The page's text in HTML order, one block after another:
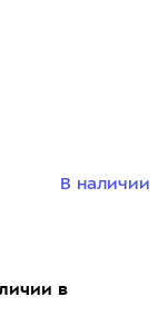
в
В наличии